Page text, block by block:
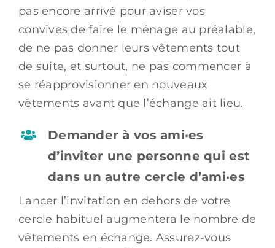
pas encore arrivé pour aviser vos
convives de faire le ménage au préalable,
de ne pas donner leurs vêtements tout
de suite, et surtout, ne pas commencer à
se réapprovisionner en nouveaux
vêtements avant que l’échange ait lieu.
Demander à vos ami·es
d’inviter une personne qui est
dans un autre cercle d’ami·es
Lancer l’invitation en dehors de votre
cercle habituel augmentera le nombre de
vêtements en échange. Assurez-vous